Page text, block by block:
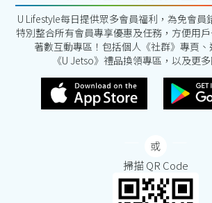
U Lifestyle每日提供眾多會員福利，為免會員
特別整合所有會員專享優惠及任務，方便用
著數互動專區！包括個人《社群》專頁、
《U Jetso》禮品換領專區，以及更
掃描 QR Code